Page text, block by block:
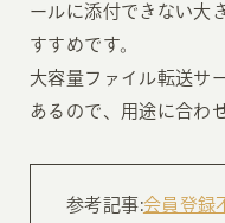
ールに添付できない大
すすめです。
大容量ファイル転送サ
あるので、用途に合わ
参考記事:会員登録